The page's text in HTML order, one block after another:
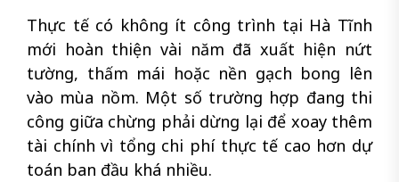
Thực tế có không ít công trình tại Hà Tĩnh
mới hoàn thiện vài năm đã xuất hiện nứt
tường, thấm mái hoặc nền gạch bong lên
vào mùa nồm. Một số trường hợp đang thi
công giữa chừng phải dừng lại để xoay thêm
tài chính vì tổng chi phí thực tế cao hơn dự
toán ban đầu khá nhiều.